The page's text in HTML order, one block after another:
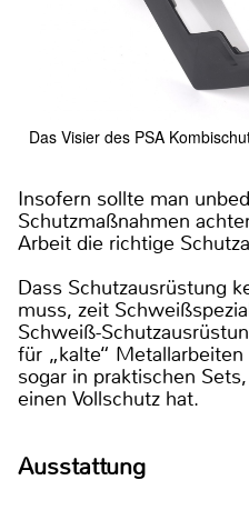
Das Visier des PSA
Insofern sollte man
Schutzmaßnahmen
Arbeit die richtige
Dass Schutzausrüstung
muss, zeit
Schweiß-
für „kalte“
sogar in praktischen
einen Vollschutz hat.
Ausstattung